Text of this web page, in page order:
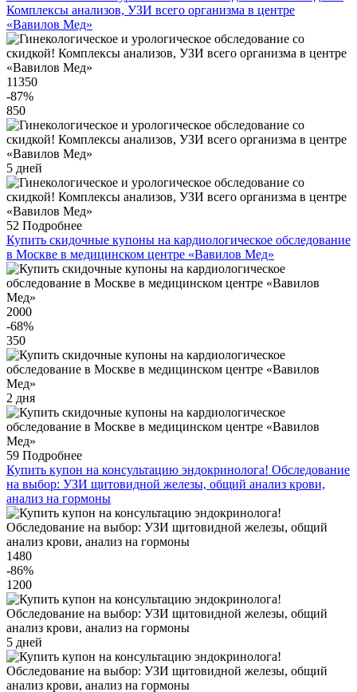
Комплексы анализов, УЗИ всего организма в центре
«Вавилов Мед»
11350
-87%
850
5 дней
52 Подробнее
Купить скидочные купоны на кардиологическое обследование
в Москве в медицинском центре «Вавилов Мед»
2000
-68%
350
2 дня
59 Подробнее
Купить купон на консультацию эндокринолога! Обследование
на выбор: УЗИ щитовидной железы, общий анализ крови,
анализ на гормоны
1480
-86%
1200
5 дней